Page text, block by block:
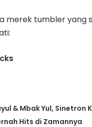
merek tumbler yang
& Mbak Yul, Sinetron
Hits di Zamannya